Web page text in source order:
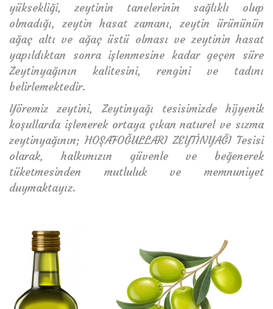
yüksekliği, zeytinin tanelerinin sağlıklı olup
olmadığı, zeytin hasat zamanı, zeytin ürününün
ağaç altı ve ağaç üstü olması ve zeytinin hasat
yapıldıktan sonra işlenmesine kadar geçen süre
Zeytinyağının kalitesini, rengini ve tadını
belirlemektedir.
Yöremiz zeytini, Zeytinyağı tesisimizde hijyenik
koşullarda işlenerek ortaya çıkan naturel ve sızma
zeytinyağının; HOŞAFOĞULLARI ZEYTİNYAĞI Tesisi
olarak, halkımızın güvenle ve beğenerek
tüketmesinden mutluluk ve memnuniyet
duymaktayız.